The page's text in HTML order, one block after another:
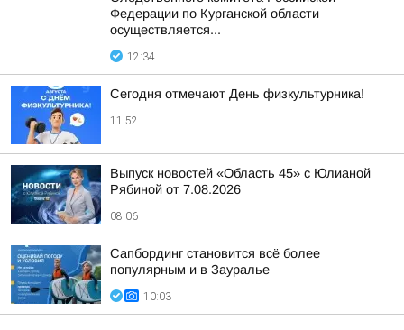
Федерации по Курганской области
осуществляется...
12:34
Сегодня отмечают День физкультурника!
11:52
Выпуск новостей «Область 45» с Юлианой
Рябиной от 7.08.2026
08:06
Сапбординг становится всё более
популярным и в Зауралье
10:03